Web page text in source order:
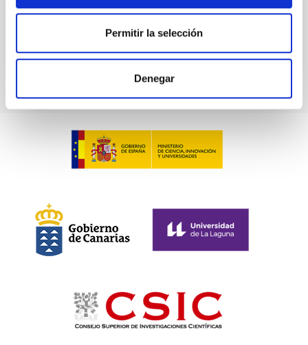
Permitir la selección
Denegar
BIBCODE 2026ASTCS..1100130W
NÚMERO DE CITAS 0